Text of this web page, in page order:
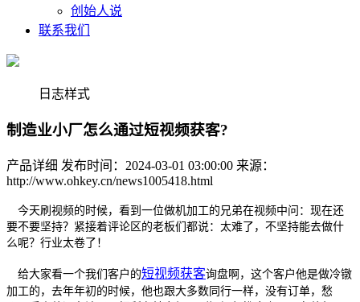
创始人说
联系我们
日志样式
制造业小厂怎么通过短视频获客?
产品详细 发布时间：2024-03-01 03:00:00 来源：
http://www.ohkey.cn/news1005418.html
今天刷视频的时候，看到一位做机加工的兄弟在视频中问：现在还
要不要坚持？紧接着评论区的老板们都说：太难了，不坚持能去做什
么呢？行业太卷了！
给大家看一个我们客户的短视频获客询盘啊，这个客户他是做冷镦
加工的，去年年初的时候，他也跟大多数同行一样，没有订单，愁